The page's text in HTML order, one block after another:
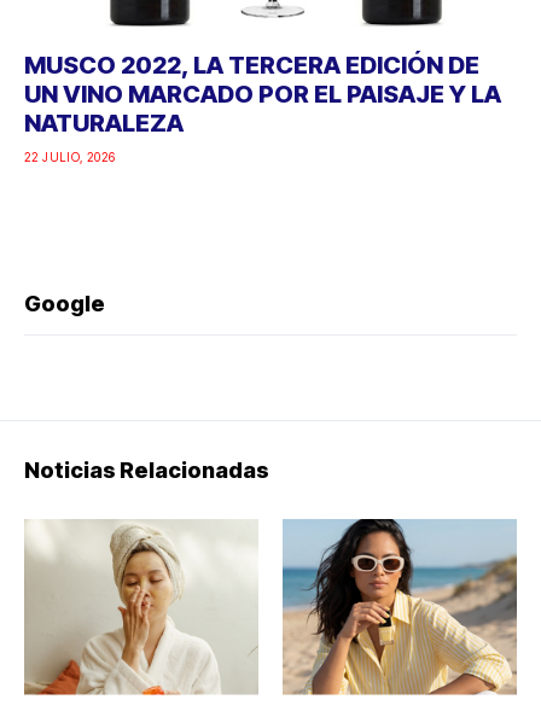
MUSCO 2022, LA TERCERA EDICIÓN DE
UN VINO MARCADO POR EL PAISAJE Y LA
NATURALEZA
22 JULIO, 2026
Google
Noticias Relacionadas